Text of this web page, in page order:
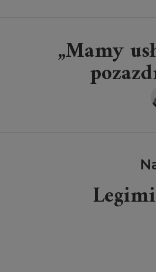
„Mamy